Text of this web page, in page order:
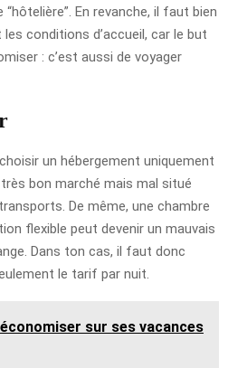
En revanche, il faut bien
conditions d’accueil, car le but
: c’est aussi de voyager
un hébergement uniquement
bon marché mais mal situé
De même, une chambre
flexible peut devenir un mauvais
Dans ton cas, il faut donc
le tarif par nuit.
sur ses vacances